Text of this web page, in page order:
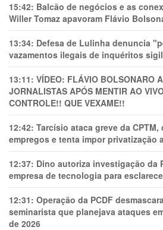
15:42: Balcão de negócios e as
Willer Tomaz apavoram Flávio
13:34: Defesa de Lulinha denuncia
vazamentos ilegais de inquéritos
13:11: VÍDEO: FLÁVIO BOLSONARO
JORNALISTAS APÓS MENTIR AO
CONTROLE!! QUE VEXAME!!
12:42: Tarcísio ataca greve da
empregos e tenta impor privatização
12:37: Dino autoriza investigação da
empresa de tecnologia para
12:31: Operação da PCDF
seminarista que planejava ataques
de 2026